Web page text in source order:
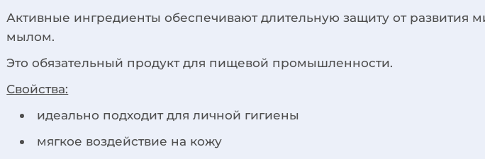
Активные ингредиенты обеспечивают длительную защиту от
мылом.
Это обязательный продукт для пищевой промышленности.
Свойства:
идеально подходит для личной гигиены
мягкое воздействие на кожу